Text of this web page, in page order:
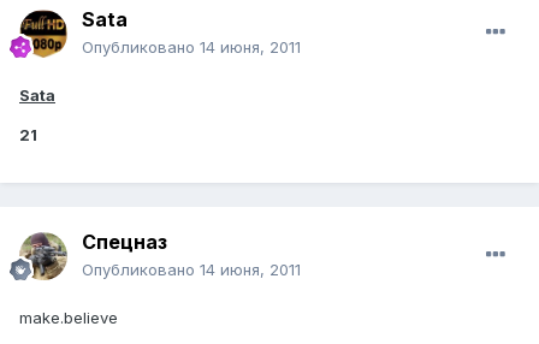
Sata
Опубликовано 14 июня, 2011
Sata
21
Спецназ
Опубликовано 14 июня, 2011
make.believe